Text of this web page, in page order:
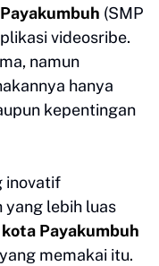
(SMP
videosribe.
namun
hanya
kepentingan
inovatif
yang lebih luas
kota Payakumbuh
memakai itu.